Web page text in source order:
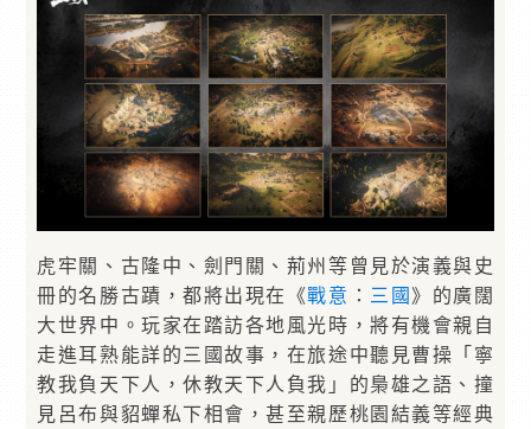
虎牢關、古隆中、劍門關、荊州等曾見於演義與史
冊的名勝古蹟，都將出現在《戰意 ： 三國》的廣闊
大世界中。玩家在踏訪各地風光時，將有機會親自
走進耳熟能詳的三國故事，在旅途中聽見曹操「寧
教我負天下人，休教天下人負我」的梟雄之語、撞
見呂布與貂蟬私下相會，甚至親歷桃園結義等經典